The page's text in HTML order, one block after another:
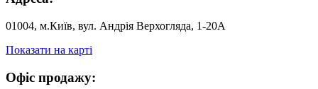
01004, м.Київ, вул. Андрія Верхогляда, 1-20А
Показати на карті
Офіс продажу: